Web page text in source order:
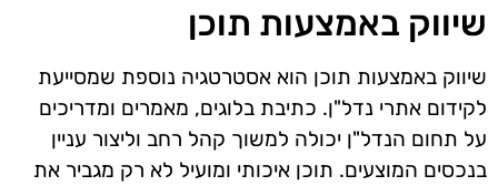
שיווק באמצעות תוכן
שיווק באמצעות תוכן הוא אסטרטגיה נוספת שמסייעת
לקידום אתרי נדל"ן. כתיבת בלוגים, מאמרים ומדריכים
על תחום הנדל"ן יכולה למשוך קהל רחב וליצור עניין
בנכסים המוצעים. תוכן איכותי ומועיל לא רק מגביר את